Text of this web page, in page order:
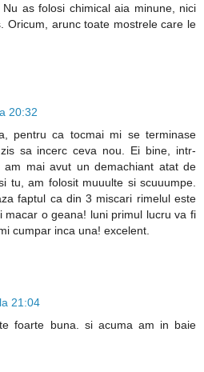
as folosi chimical aia minune, nici
Oricum, arunc toate mostrele care le
20:32
pentru ca tocmai mi se terminase
sa incerc ceva nou. Ei bine, intr-
am mai avut un demachiant atat de
tu, am folosit muuulte si scuuumpe.
faptul ca din 3 miscari rimelul este
macar o geana! luni primul lucru va fi
cumpar inca una! excelent.
21:04
foarte buna. si acuma am in baie